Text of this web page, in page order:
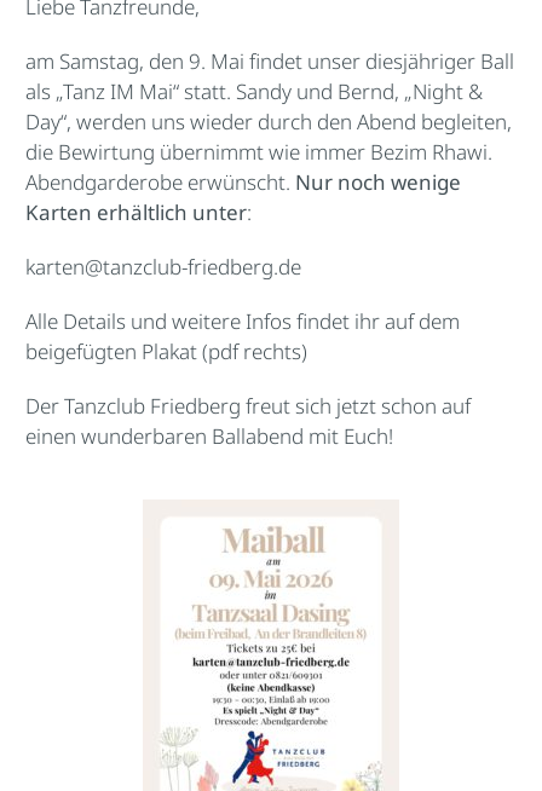
Liebe Tanzfreunde,
am Samstag, den 9. Mai findet unser diesjähriger Ball
als „Tanz IM Mai“ statt. Sandy und Bernd, „Night &
Day“, werden uns wieder durch den Abend begleiten,
die Bewirtung übernimmt wie immer Bezim Rhawi.
Abendgarderobe erwünscht. Nur noch wenige
Karten erhältlich unter:
karten@tanzclub-friedberg.de
Alle Details und weitere Infos findet ihr auf dem
beigefügten Plakat (pdf rechts)
Der Tanzclub Friedberg freut sich jetzt schon auf
einen wunderbaren Ballabend mit Euch!